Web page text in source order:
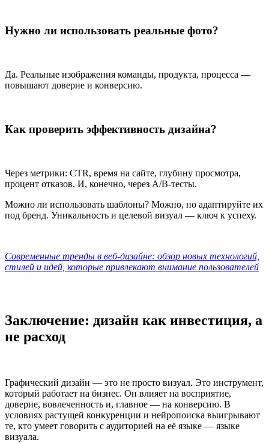
Нужно ли использовать реальные фото?
Да. Реальные изображения команды, продукта, процесса —
повышают доверие и конверсию.
Как проверить эффективность дизайна?
Через метрики: CTR, время на сайте, глубину просмотра,
процент отказов. И, конечно, через A/B-тесты.
Можно ли использовать шаблоны? Можно, но адаптируйте их
под бренд. Уникальность и целевой визуал — ключ к успеху.
Современные тренды в веб-дизайне: обзор новых технологий,
стилей и идей, которые привлекают внимание пользователей
Заключение: дизайн как инвестиция, а
не расход
Графический дизайн — это не просто визуал. Это инструмент,
который работает на бизнес. Он влияет на восприятие,
доверие, вовлеченность и, главное — на конверсию. В
условиях растущей конкуренции и нейропоиска выигрывают
те, кто умеет говорить с аудиторией на её языке — языке
визуала.